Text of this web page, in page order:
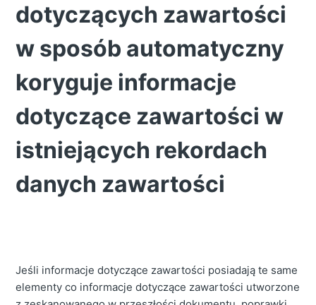
dotyczących zawartości
w sposób automatyczny
koryguje informacje
dotyczące zawartości w
istniejących rekordach
danych zawartości
Jeśli informacje dotyczące zawartości posiadają te same
elementy co informacje dotyczące zawartości utworzone